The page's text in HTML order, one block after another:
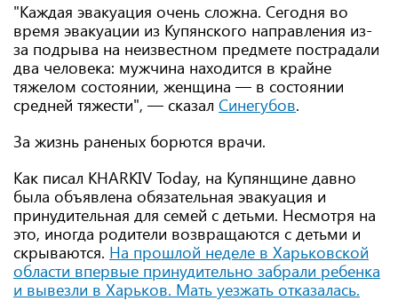
"Каждая эвакуация очень сложна. Сегодня во
время эвакуации из Купянского направления из-
за подрыва на неизвестном предмете пострадали
два человека: мужчина находится в крайне
тяжелом состоянии, женщина — в состоянии
средней тяжести", — сказал Синегубов.
За жизнь раненых борются врачи.
Как писал KHARKIV Today, на Купянщине давно
была объявлена ​​обязательная эвакуация и
принудительная для семей с детьми. Несмотря на
это, иногда родители возвращаются с детьми и
скрываются. На прошлой неделе в Харьковской
области впервые принудительно забрали ребенка
и вывезли в Харьков. Мать уезжать отказалась.